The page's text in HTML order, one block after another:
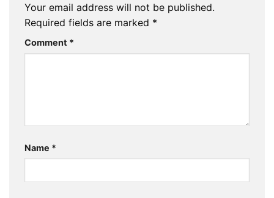
Your email address will not be published.
Required fields are marked *
Comment *
Name *